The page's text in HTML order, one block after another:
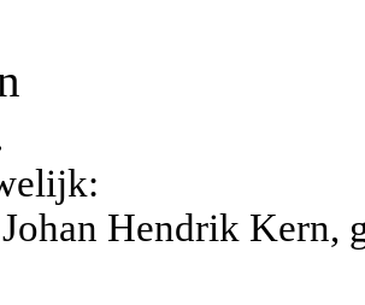
Johan Hendrik Kern,